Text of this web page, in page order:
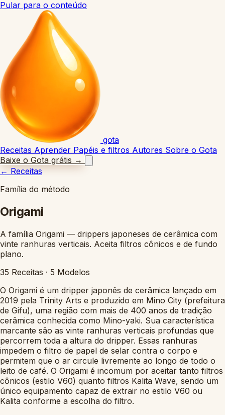
Pular para o conteúdo
gota
Receitas Aprender Papéis e filtros Autores Sobre o Gota
Baixe o Gota grátis →
← Receitas
Família do método
Origami
A família Origami — drippers japoneses de cerâmica com
vinte ranhuras verticais. Aceita filtros cônicos e de fundo
plano.
35 Receitas · 5 Modelos
O Origami é um dripper japonês de cerâmica lançado em
2019 pela Trinity Arts e produzido em Mino City (prefeitura
de Gifu), uma região com mais de 400 anos de tradição
cerâmica conhecida como Mino-yaki. Sua característica
marcante são as vinte ranhuras verticais profundas que
percorrem toda a altura do dripper. Essas ranhuras
impedem o filtro de papel de selar contra o corpo e
permitem que o ar circule livremente ao longo de todo o
leito de café. O Origami é incomum por aceitar tanto filtros
cônicos (estilo V60) quanto filtros Kalita Wave, sendo um
único equipamento capaz de extrair no estilo V60 ou
Kalita conforme a escolha do filtro.